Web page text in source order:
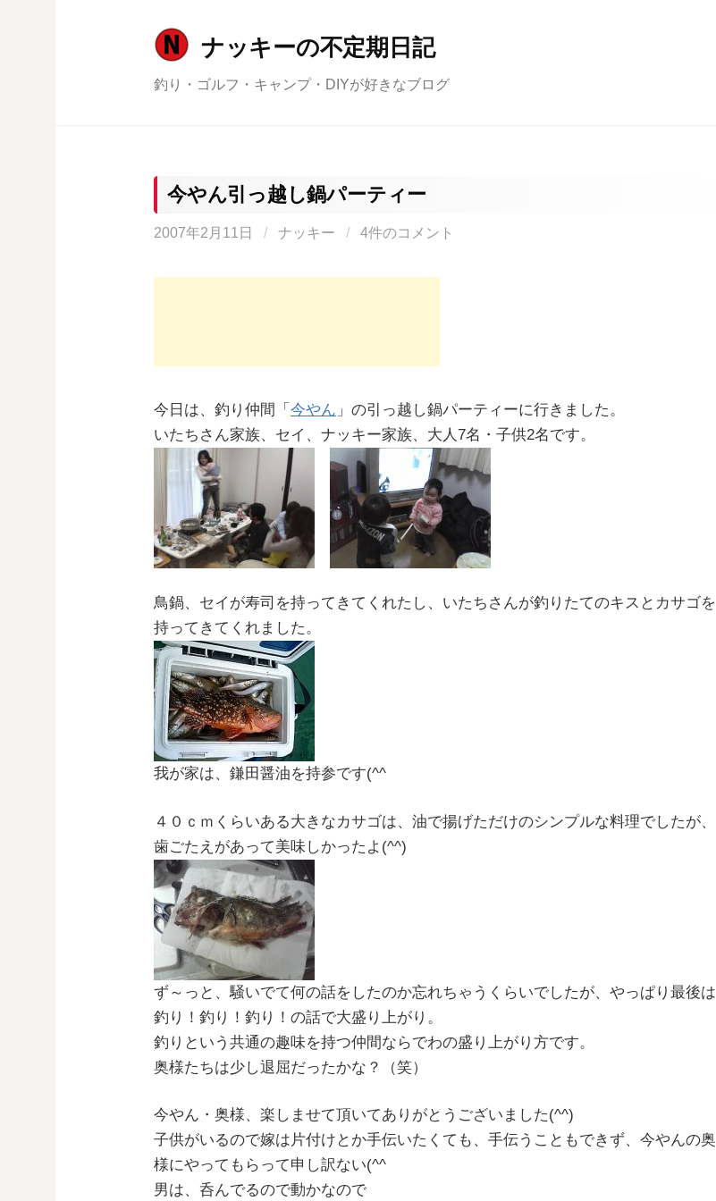
ナッキーの不定期日記
釣り・ゴルフ・キャンプ・DIYが好きなブログ
今やん引っ越し鍋パーティー
2007年2月11日 / ナッキー / 4件のコメント
今日は、釣り仲間「 今やん 」の引っ越し鍋パーティーに行きました。
いたちさん家族、セイ、ナッキー家族、大人7名・子供2名です。
鳥鍋、セイが寿司を持ってきてくれたし、いたちさんが釣りたてのキスとカサゴを
持ってきてくれました。
我が家は、鎌田醤油を持参です(^^ゞ
４０ｃｍくらいある大きなカサゴは、油で揚げただけのシンプルな料理でしたが、
歯ごたえがあって美味しかったよ(^^)
ず～っと、騒いでて何の話をしたのか忘れちゃうくらいでしたが、やっぱり最後は
釣り！釣り！釣り！の話で大盛り上がり。
釣りという共通の趣味を持つ仲間ならでわの盛り上がり方です。
奥様たちは少し退屈だったかな？（笑）
今やん・奥様、楽しませて頂いてありがとうございました(^^)
子供がいるので嫁は片付けとか手伝いたくても、手伝うこともできず、今やんの奥
様にやってもらって申し訳ない(^^ゞ
男は、呑んでるので動かなので